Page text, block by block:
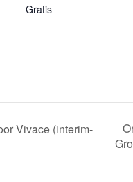
Gratis
Vivace (interim-